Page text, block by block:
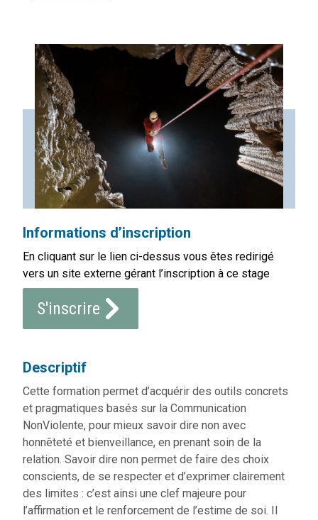
Informations d’inscription
En cliquant sur le lien ci-dessus vous êtes redirigé
vers un site externe gérant l’inscription à ce stage
S'inscrire
Descriptif
Cette formation permet d’acquérir des outils concrets
et pragmatiques basés sur la Communication
NonViolente, pour mieux savoir dire non avec
honnêteté et bienveillance, en prenant soin de la
relation. Savoir dire non permet de faire des choix
conscients, de se respecter et d’exprimer clairement
des limites : c’est ainsi une clef majeure pour
l’affirmation et le renforcement de l’estime de soi. Il